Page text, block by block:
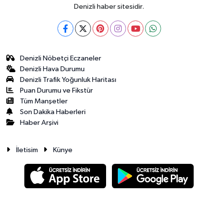
Denizli haber sitesidir.
Denizli Nöbetçi Eczaneler
Denizli Hava Durumu
Denizli Trafik Yoğunluk Haritası
Puan Durumu ve Fikstür
Tüm Manşetler
Son Dakika Haberleri
Haber Arşivi
İletisim Künye